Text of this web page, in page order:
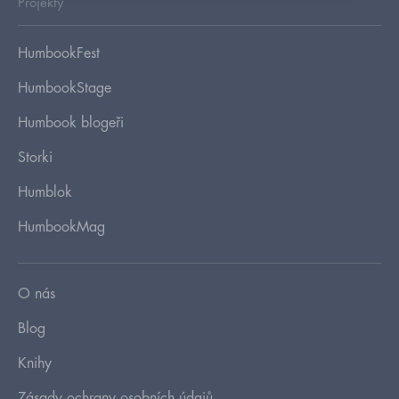
Projekty
HumbookFest
HumbookStage
Humbook blogeři
Storki
Humblok
HumbookMag
O nás
Blog
Knihy